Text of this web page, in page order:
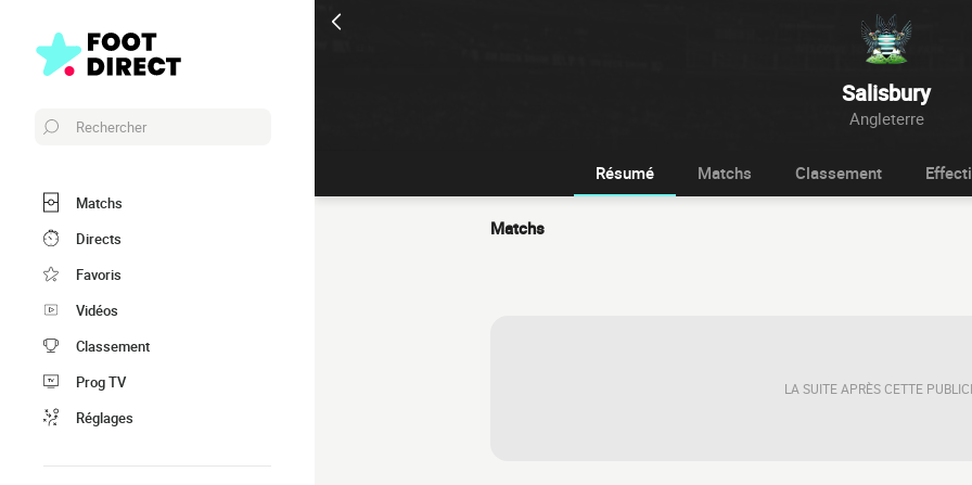
Salisbury
Angleterre
Rechercher
Matchs
Directs
Favoris
Vidéos
Classement
Prog TV
Réglages
Résumé Matchs Classement
Matchs
LA SUITE APRÈS CETTE